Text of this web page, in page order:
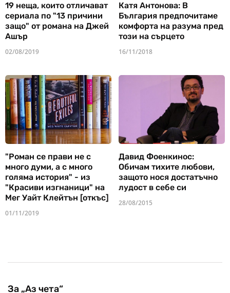
19 неща, които отличават
сериала по "13 причини
защо" от романа на Джей
Ашър
02/08/2019
Катя Антонова: В
България предпочитаме
комфорта на разума пред
този на сърцето
16/11/2018
"Роман се прави не с
много думи, а с много
голяма история" - из
"Красиви изгнаници" на
Мег Уайт Клейтън [откъс]
01/11/2019
Давид Фоенкинос:
Обичам тихите любови,
защото нося достатъчно
лудост в себе си
28/08/2015
За „Аз чета“